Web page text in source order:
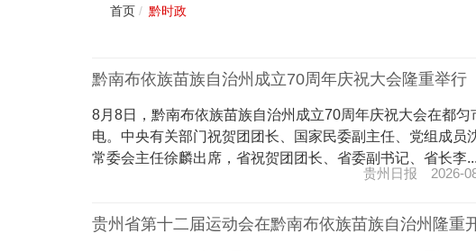
首页 黔时政
黔南布依族苗族自治州成立70周年庆祝大会隆重举行
8月8日，黔南布依族苗族自治州成立70周年庆祝大会在都
电。中央有关部门祝贺团团长、国家民委副主任、党组成
常委会主任徐麟出席，省祝贺团团长、省委副书记、省长李
贵州日报
2026-
贵州省第十二届运动会在黔南布依族苗族自治州隆重